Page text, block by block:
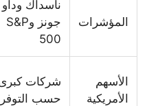
المؤشرات
ناسداك وداو
جونز وS&P
500
الأسهم
الأمريكية
شركات
حسب التوفر